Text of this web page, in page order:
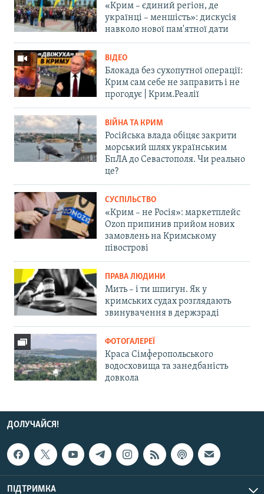
«Крим – єдиний регіон, де
українці – меншість»: дискусія
навколо нової пам'ятної дати
ВІДЕО
Блокада без сухопутної операції:
Крим сам себе не заправить і не
прогодує | Крим.Реалії
ВІЙНА ТА КРИМ
Російська влада обіцяє закрити
морський шлях українським
БпЛА до Севастополя. Чи реально
це?
СУСПІЛЬСТВО
«Крим – не Росія»: маркетплейс
Ozon припинив прийом нових
замовлень на Кримському
півострові
ПРАВА ЛЮДИНИ
Мить – і ти шпигун. Як у
кримських судах розглядають
звинувачення в держзраді
ФОТОГАЛЕРЕЇ
Краса Сімферопольського
водосховища та занедбаність
довкола
ДОЛУЧАЙСЯ!
ПІДТРИМКА